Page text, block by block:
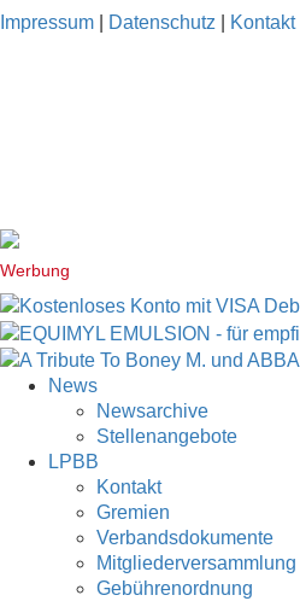
Impressum Datenschutz Kontakt|
Werbung
News
Newsarchive
Stellenangebote
LPBB
Kontakt
Gremien
Verbandsdokumente
Mitgliederversammlung
Gebührenordnung